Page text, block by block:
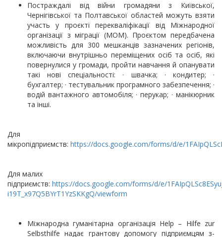
Постраждалі від війни громадяни з Київської,
Чернігівської та Полтавської областей можуть взяти
участь у проєкті перекваліфікації від Міжнародної
організації з міграції (МОМ). Проєктом передбачена
можливість для 300 мешканців зазначених регіонів,
включаючи внутрішньо переміщених осіб та осіб, які
повернулися у громади, пройти навчання й опанувати
такі нові спеціальності: · швачка; · кондитер; ·
бухгалтер; · тестувальник програмного забезпечення; ·
водій вантажного автомобіля; · перукар; · манікюрник
та інші.
Для
мікропідприємств: https://docs.google.com/forms/d/e/
Для малих
підприємств: https://docs.google.com/forms/d/e/
i19T_x97Q5BYrT1YzSKKgQ/viewform
Міжнародна гуманітарна організація Help – Hilfe zur
Selbsthilfe надає грантову допомогу підприємцям з-